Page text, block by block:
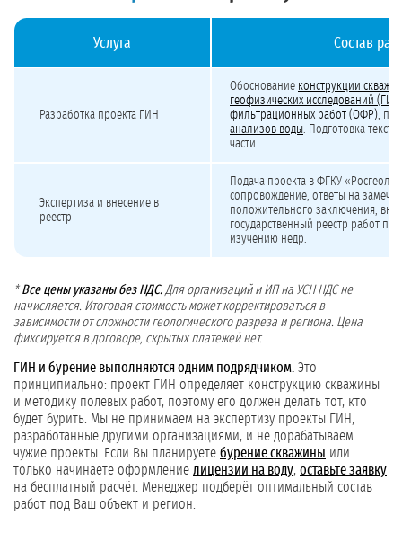
Услуга Состав
Разработка проекта ГИН
Обоснование конструкции
геофизических исследований (ГИС)
фильтрационных работ (ОФР),
анализов воды. Подготовка
части.
Экспертиза и внесение в
реестр
Подача проекта в ФГКУ
сопровождение, ответы на
положительного заключения,
государственный реестр работ по
изучению недр.
* Все цены указаны без НДС. Для организаций и ИП на УСН НДС не
начисляется. Итоговая стоимость может корректироваться в
зависимости от сложности геологического разреза и региона. Цена
фиксируется в договоре, скрытых платежей нет.
ГИН и бурение выполняются одним подрядчиком. Это
принципиально: проект ГИН определяет конструкцию скважины
и методику полевых работ, поэтому его должен делать тот, кто
будет бурить. Мы не принимаем на экспертизу проекты ГИН,
разработанные другими организациями, и не дорабатываем
чужие проекты. Если Вы планируете бурение скважины или
только начинаете оформление лицензии на воду, оставьте заявку
на бесплатный расчёт. Менеджер подберёт оптимальный состав
работ под Ваш объект и регион.